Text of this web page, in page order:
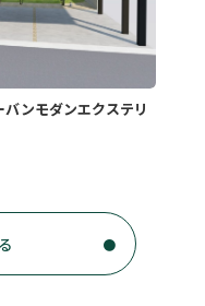
ンモダンエクステリ